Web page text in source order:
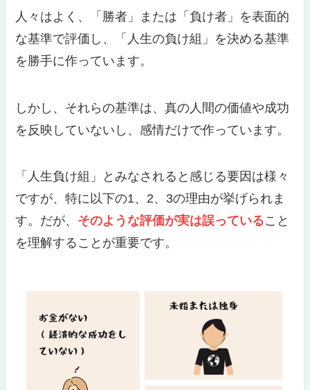
人々はよく、「勝者」または「負け者」を表面的
な基準で評価し、「人生の負け組」を決める基準
を勝手に作っています。
しかし、それらの基準は、真の人間の価値や成功
を反映していないし、感情だけで作っています。
「人生負け組」とみなされると感じる要因は様々
ですが、特に以下の1、2、3の理由が挙げられま
す。だが、 そのような評価が実は誤っていること
を理解することが重要です。